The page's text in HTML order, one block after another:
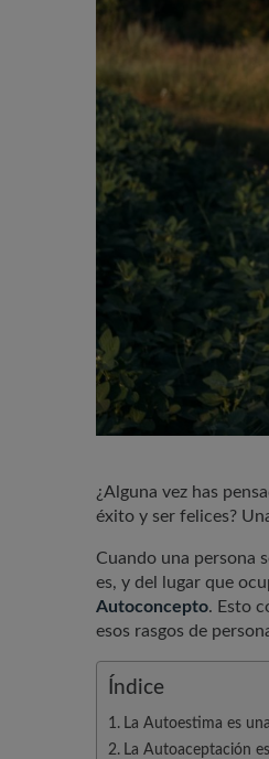
¿Alguna vez has
éxito y ser felices?
Cuando una persona
es, y del lugar que
Autoconcepto. Esto
esos rasgos de
Índice
La Autoestima es
La Autoaceptación